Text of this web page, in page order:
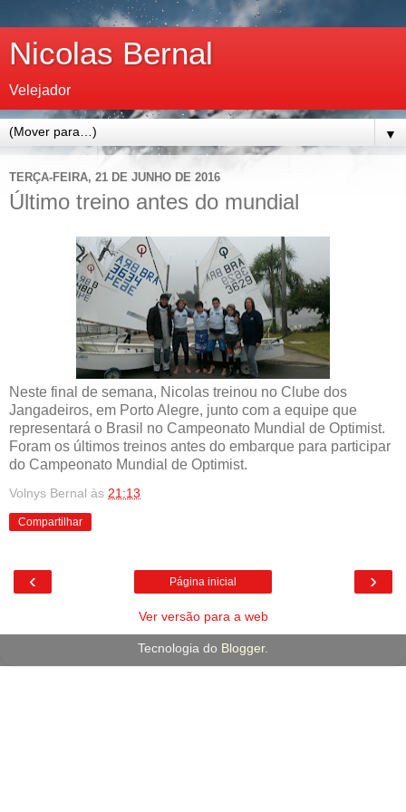
Nicolas Bernal
Velejador
▼
TERÇA-FEIRA, 21 DE JUNHO DE 2016
Último treino antes do mundial
Neste final de semana, Nicolas treinou no Clube dos
Jangadeiros, em Porto Alegre, junto com a equipe que
representará o Brasil no Campeonato Mundial de Optimist.
Foram os últimos treinos antes do embarque para participar
do Campeonato Mundial de Optimist.
Volnys Bernal às 21:13
Compartilhar
‹ ›
Página inicial
Ver versão para a web
Tecnologia do Blogger.